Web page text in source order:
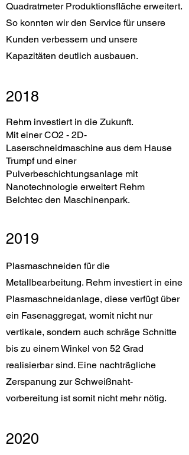
Quadratmeter Produktionsfläche erweitert.
So konnten wir den Service für unsere
Kunden verbessern und unsere
Kapazitäten deutlich ausbauen.
2018
Rehm investiert in die Zukunft.
Mit einer CO2 - 2D-
Laserschneidmaschine aus dem Hause
Trumpf und einer
Pulverbeschichtungsanlage mit
Nanotechnologie erweitert Rehm
Belchtec den Maschinenpark.
2019
Plasmaschneiden für die
Metallbearbeitung. Rehm investiert in eine
Plasmaschneidanlage, diese verfügt über
ein Fasenaggregat, womit nicht nur
vertikale, sondern auch schräge Schnitte
bis zu einem Winkel von 52 Grad
realisierbar sind. Eine nachträgliche
Zerspanung zur Schweißnaht-
vorbereitung ist somit nicht mehr nötig.
2020